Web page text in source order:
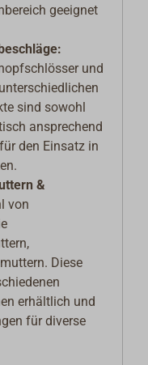
geeignet
und
sind sowohl
ansprechend
den Einsatz in
&
von
Diese
erhältlich und
für diverse